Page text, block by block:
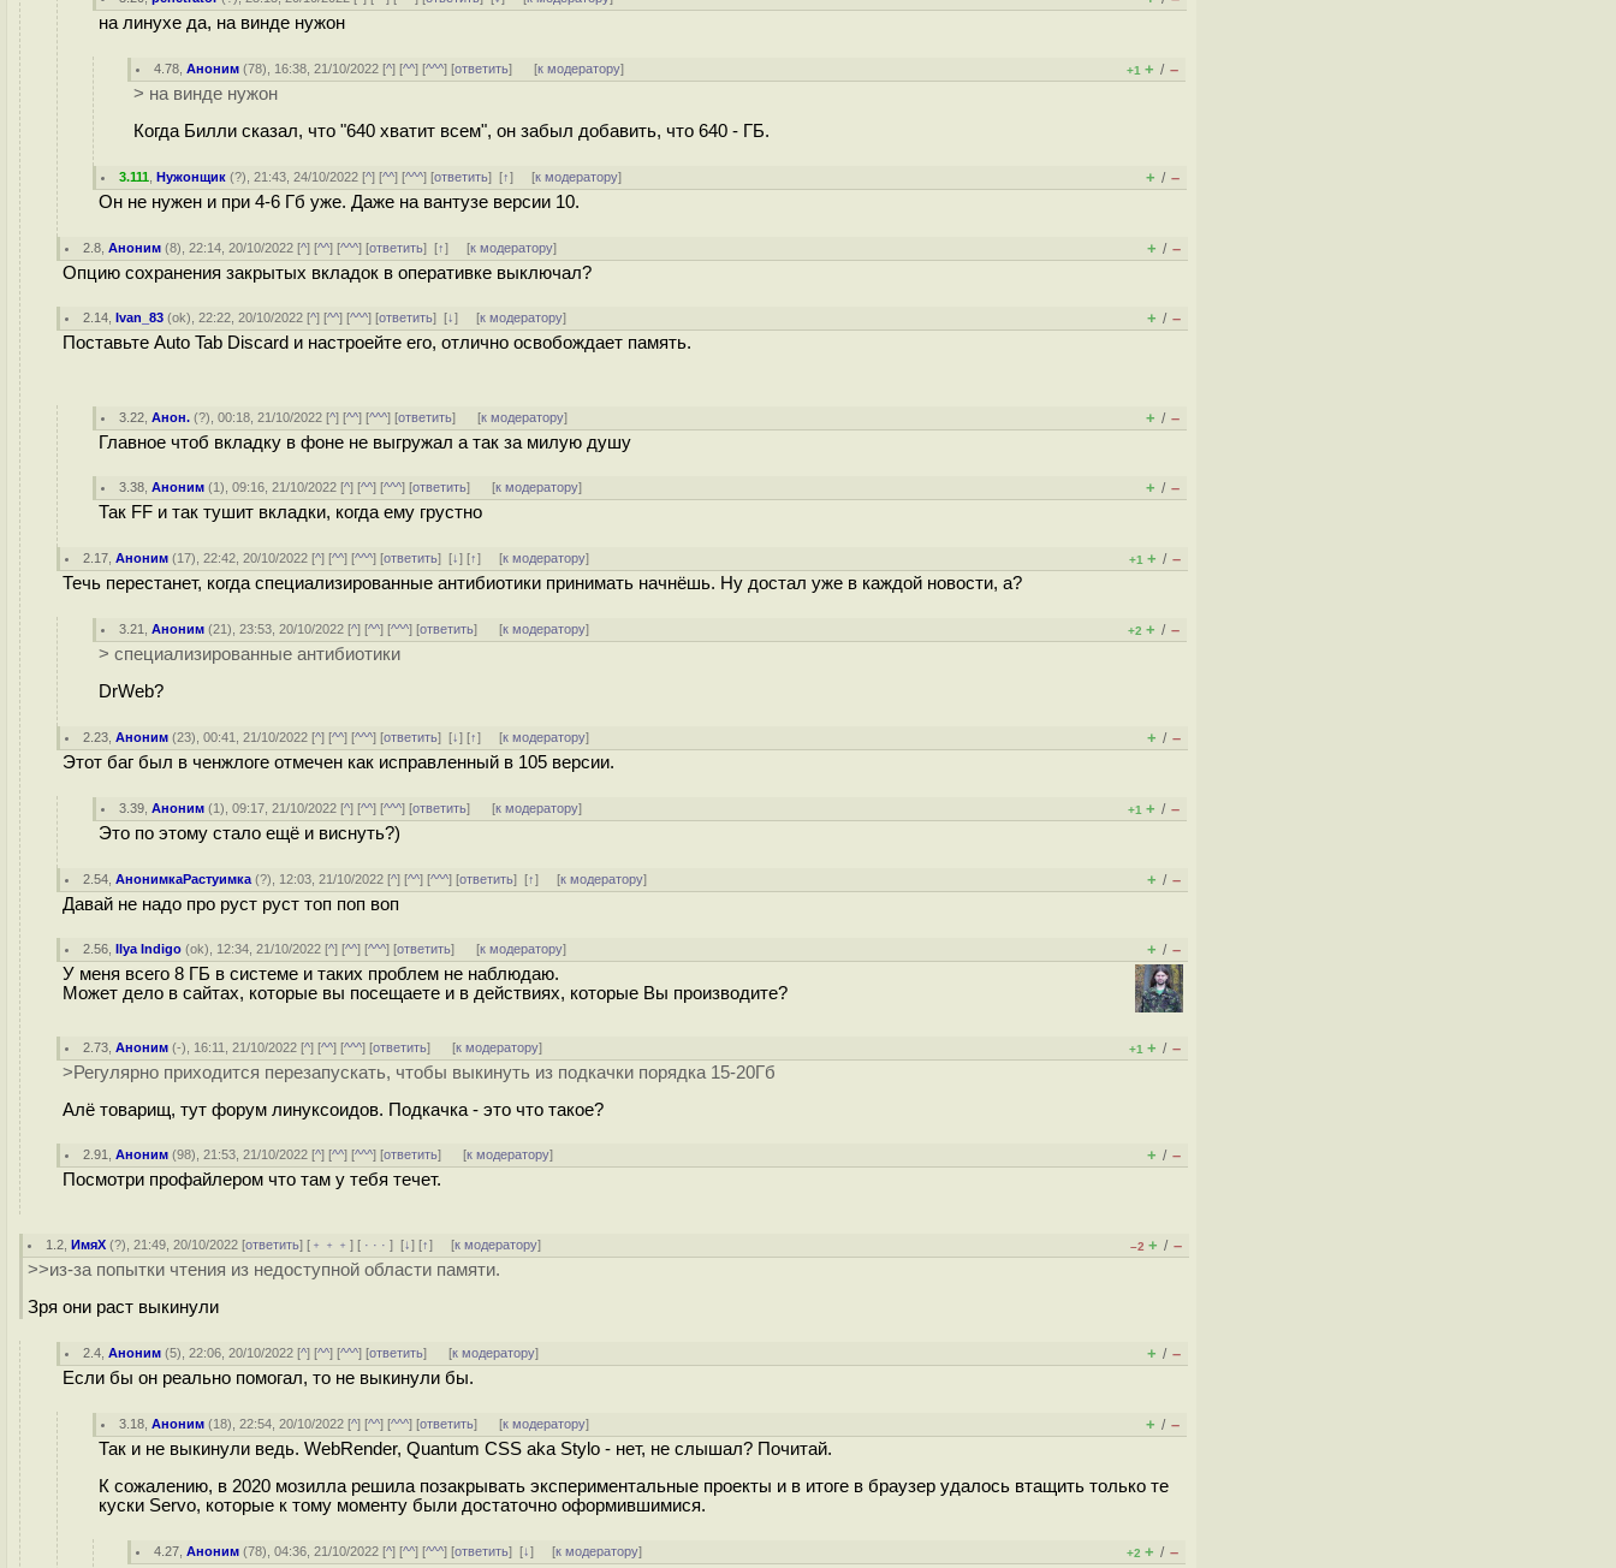
на линухе да, на винде нужон
4.78 ,Аноним (78), 16:38, 21/10/2022 [^] [^^] [^^^] [ответить] [к модератору] +1 + / –
> на винде нужон
Когда Билли сказал, что "640 хватит всем", он забыл добавить, что 640 - ГБ.
3.111 ,Нужонщик (?), 21:43, 24/10/2022 [^] [^^] [^^^] [ответить][↑] [к модератору] + / –
Он не нужен и при 4-6 Гб уже. Даже на вантузе версии 10.
2.8 ,Аноним (8), 22:14, 20/10/2022 [^] [^^] [^^^] [ответить][↑] [к модератору] + / –
Опцию сохранения закрытых вкладок в оперативке выключал?
2.14 ,Ivan_83 (ok), 22:22, 20/10/2022 [^] [^^] [^^^] [ответить][↓] [к модератору] + / –
Поставьте Auto Tab Discard и настроейте его, отлично освобождает память.
3.22 ,Анон. (?), 00:18, 21/10/2022 [^] [^^] [^^^] [ответить] [к модератору] + / –
Главное чтоб вкладку в фоне не выгружал а так за милую душу
3.38 ,Аноним (1), 09:16, 21/10/2022 [^] [^^] [^^^] [ответить] [к модератору] + / –
Так FF и так тушит вкладки, когда ему грустно
2.17 ,Аноним (17), 22:42, 20/10/2022 [^] [^^] [^^^] [ответить][↓] [↑] [к модератору] +1 + / –
Течь перестанет, когда специализированные антибиотики принимать начнёшь. Ну достал уже в каждой новости, а?
3.21 ,Аноним (21), 23:53, 20/10/2022 [^] [^^] [^^^] [ответить] [к модератору] +2 + / –
> специализированные антибиотики
DrWeb?
2.23 ,Аноним (23), 00:41, 21/10/2022 [^] [^^] [^^^] [ответить][↓] [↑] [к модератору] + / –
Этот баг был в ченжлоге отмечен как исправленный в 105 версии.
3.39 ,Аноним (1), 09:17, 21/10/2022 [^] [^^] [^^^] [ответить] [к модератору] +1 + / –
Это по этому стало ещё и виснуть?)
2.54 ,АнонимкаРастуимка (?), 12:03, 21/10/2022 [^] [^^] [^^^] [ответить][↑] [к модератору] + / –
Давай не надо про руст руст топ поп воп
2.56 ,Ilya Indigo (ok), 12:34, 21/10/2022 [^] [^^] [^^^] [ответить] [к модератору] + / –
У меня всего 8 ГБ в системе и таких проблем не наблюдаю.
Может дело в сайтах, которые вы посещаете и в действиях, которые Вы производите?
2.73 ,Аноним (-), 16:11, 21/10/2022 [^] [^^] [^^^] [ответить] [к модератору] +1 + / –
>Регулярно приходится перезапускать, чтобы выкинуть из подкачки порядка 15-20Гб
Алё товарищ, тут форум линуксоидов. Подкачка - это что такое?
2.91 ,Аноним (98), 21:53, 21/10/2022 [^] [^^] [^^^] [ответить] [к модератору] + / –
Посмотри профайлером что там у тебя течет.
1.2 ,ИмяХ (?), 21:49, 20/10/2022 [ответить] [ ﹢﹢﹢] [ · · ·][↓] [↑] [к модератору] –2 + / –
>>из-за попытки чтения из недоступной области памяти.
Зря они раст выкинули
2.4 ,Аноним (5), 22:06, 20/10/2022 [^] [^^] [^^^] [ответить] [к модератору] + / –
Если бы он реально помогал, то не выкинули бы.
3.18 ,Аноним (18), 22:54, 20/10/2022 [^] [^^] [^^^] [ответить] [к модератору] + / –
Так и не выкинули ведь. WebRender, Quantum CSS aka Stylo - нет, не слышал? Почитай.
К сожалению, в 2020 мозилла решила позакрывать экспериментальные проекты и в итоге в браузер удалось втащить только те
куски Servo, которые к тому моменту были достаточно оформившимися.
4.27 ,Аноним (78), 04:36, 21/10/2022 [^] [^^] [^^^] [ответить][↓] [к модератору] +2 + / –